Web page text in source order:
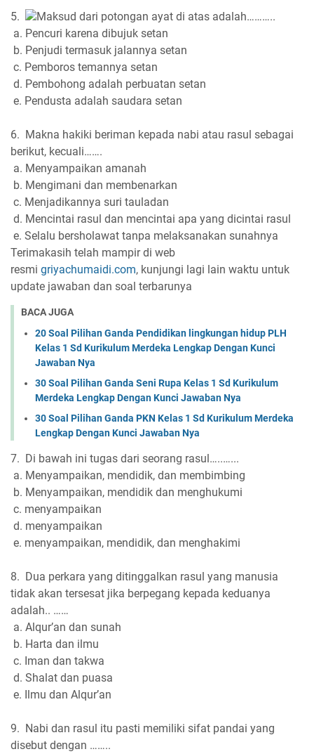
5.
Maksud dari potongan ayat di atas adalah………..
a. Pencuri karena dibujuk setan
b. Penjudi termasuk jalannya setan
c. Pemboros temannya setan
d. Pembohong adalah perbuatan setan
e. Pendusta adalah saudara setan
6. Makna hakiki beriman kepada nabi atau rasul sebagai
berikut, kecuali…….
a. Menyampaikan amanah
b. Mengimani dan membenarkan
c. Menjadikannya suri tauladan
d. Mencintai rasul dan mencintai apa yang dicintai rasul
e. Selalu bersholawat tanpa melaksanakan sunahnya
Terimakasih telah mampir di web
resmi griyachumaidi.com, kunjungi lagi lain waktu untuk
update jawaban dan soal terbarunya
BACA JUGA
20 Soal Pilihan Ganda Pendidikan lingkungan hidup PLH
Kelas 1 Sd Kurikulum Merdeka Lengkap Dengan Kunci
Jawaban Nya
30 Soal Pilihan Ganda Seni Rupa Kelas 1 Sd Kurikulum
Merdeka Lengkap Dengan Kunci Jawaban Nya
30 Soal Pilihan Ganda PKN Kelas 1 Sd Kurikulum Merdeka
Lengkap Dengan Kunci Jawaban Nya
7. Di bawah ini tugas dari seorang rasul…..…...
a. Menyampaikan, mendidik, dan membimbing
b. Menyampaikan, mendidik dan menghukumi
c. menyampaikan
d. menyampaikan
e. menyampaikan, mendidik, dan menghakimi
8. Dua perkara yang ditinggalkan rasul yang manusia
tidak akan tersesat jika berpegang kepada keduanya
adalah.. ……
a. Alqur’an dan sunah
b. Harta dan ilmu
c. Iman dan takwa
d. Shalat dan puasa
e. Ilmu dan Alqur’an
9. Nabi dan rasul itu pasti memiliki sifat pandai yang
disebut dengan ……..